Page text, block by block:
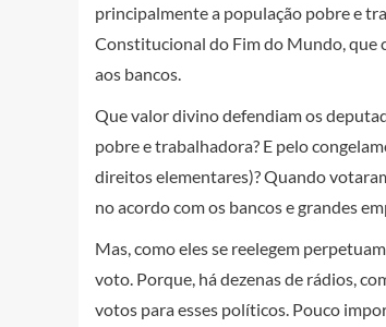
principalmente a população pobre e
Constitucional do Fim do Mundo, que
aos bancos.
Que valor divino defendiam os
pobre e trabalhadora? E pelo
direitos elementares)? Quando
no acordo com os bancos e grandes
Mas, como eles se reelegem
voto. Porque, há dezenas de rádios,
votos para esses políticos. Pouco